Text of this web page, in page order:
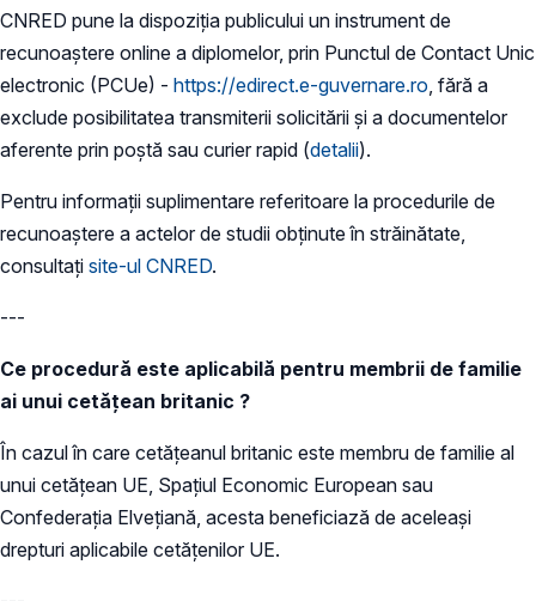
CNRED pune la dispoziția publicului un instrument de
recunoaștere online a diplomelor, prin Punctul de Contact Unic
electronic (PCUe) - https://edirect.e-guvernare.ro , fără a
exclude posibilitatea transmiterii solicitării și a documentelor
aferente prin poștă sau curier rapid (detalii).
Pentru informații suplimentare referitoare la procedurile de
recunoaștere a actelor de studii obținute în străinătate,
consultați site-ul CNRED.
---
Ce procedură este aplicabilă pentru membrii de familie
ai unui cetățean britanic ?
În cazul în care cetățeanul britanic este membru de familie al
unui cetățean UE, Spațiul Economic European sau
Confederația Elvețiană, acesta beneficiază de aceleași
drepturi aplicabile cetățenilor UE.